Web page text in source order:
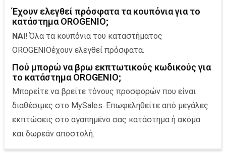
Έχουν ελεγθεί πρόσφατα τα κουπόνια για το
κατάστημα OROGENIO;
ΝΑΙ!Όλα τα κουπόνια του καταστήματος
OROGENIOέχουν ελεγθεί πρόσφατα.
Πού μπορώ να βρω εκπτωτικούς κωδικούς για
το κατάστημα OROGENIO;
Μπορείτε να βρείτε τόνους προσφορών που είναι
διαθέσιμες στο ΜySales. Επωφεληθείτε από μεγάλες
εκπτώσεις στο αγαπημένο σας κατάστημα ή ακόμα
και δωρεάν αποστολή.